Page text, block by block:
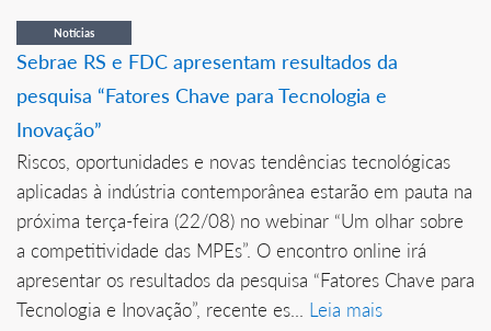
Notícias
Sebrae RS e FDC apresentam resultados da
pesquisa “Fatores Chave para Tecnologia e
Inovação”
Riscos, oportunidades e novas tendências tecnológicas
aplicadas à indústria contemporânea estarão em pauta na
próxima terça-feira (22/08) no webinar “Um olhar sobre
a competitividade das MPEs”. O encontro online irá
apresentar os resultados da pesquisa “Fatores Chave para
Tecnologia e Inovação”, recente es... Leia mais